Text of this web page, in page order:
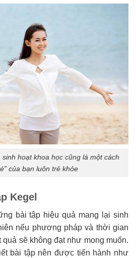
hoạt khoa học cũng là một cách
của bạn luôn trẻ khỏe
Kegel
bài tập hiệu quả mang lại sinh
nếu phương pháp và thời gian
quả sẽ không đạt như mong muốn.
bài tập nên được tiến hành như